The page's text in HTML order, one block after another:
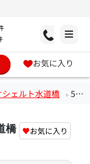
お気に入り
シェルト水道橋 5階1DKのお部屋
橋 ♥お気に入り